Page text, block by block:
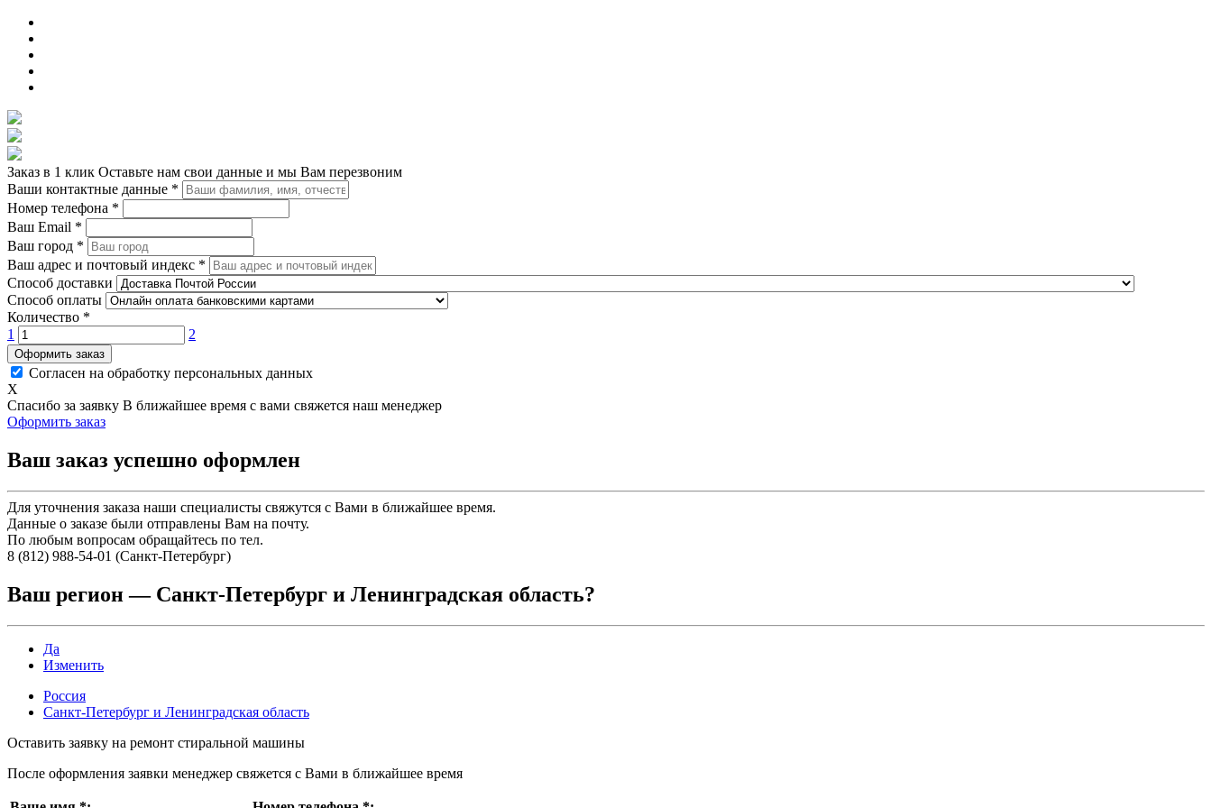
Заказ в 1 клик Оставьте нам свои данные и мы Вам перезвоним
Ваши контактные данные *
Номер телефона *
Ваш Email *
Ваш город *
Ваш адрес и почтовый индекс *
Способ доставки
Способ оплаты
Количество *
1
2
Оформить заказ
Согласен на обработку персональных данных
X
Спасибо за заявку В ближайшее время с вами свяжется наш менеджер
Оформить заказ
Ваш заказ успешно оформлен
Для уточнения заказа наши специалисты свяжутся с Вами в ближайшее время.
Данные о заказе были отправлены Вам на почту.
По любым вопросам обращайтесь по тел.
8 (812) 988-54-01 (Санкт-Петербург)
Ваш регион — Санкт-Петербург и Ленинградская область?
Да
Изменить
Россия
Санкт-Петербург и Ленинградская область
Оставить заявку на ремонт стиральной машины
После оформления заявки менеджер свяжется с Вами в ближайшее время